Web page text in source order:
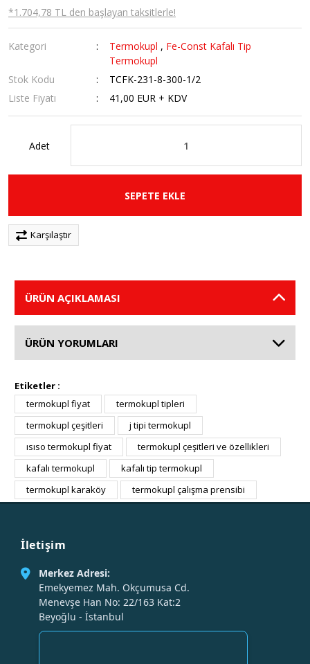
*1.704,78 TL den başlayan taksitlerle!
Kategori Termokupl , Fe-Const Kafalı Tip
Termokupl
Stok Kodu
TCFK-231-8-300-1/2
Liste Fiyatı
41,00 EUR + KDV
Adet
SEPETE EKLE
Karşılaştır
ÜRÜN AÇIKLAMASI
ÜRÜN YORUMLARI
Etiketler :
termokupl fiyat
termokupl tipleri
termokupl çeşitleri
j tipi termokupl
ısıso termokupl fiyat
termokupl çeşitleri ve özellikleri
kafalı termokupl
kafalı tip termokupl
termokupl karaköy
termokupl çalışma prensibi
İletişim
Merkez Adresi:
Emekyemez Mah. Okçumusa Cd.
Menevşe Han No: 22/163 Kat:2
Beyoğlu - İstanbul